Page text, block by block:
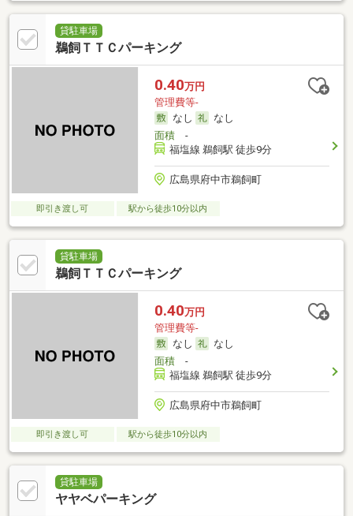
貸駐車場
鵜飼ＴＴＣパーキング
0.40万円
管理費等-
なし
なし
面積-
福塩線 鵜飼駅 徒歩9分
広島県府中市鵜飼町
即引き渡し可 駅から徒歩10分以内
貸駐車場
鵜飼ＴＴＣパーキング
0.40万円
管理費等-
なし
なし
面積-
福塩線 鵜飼駅 徒歩9分
広島県府中市鵜飼町
即引き渡し可 駅から徒歩10分以内
貸駐車場
ヤヤベパーキング